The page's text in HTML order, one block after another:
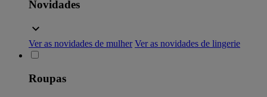
Novidades
Ver as novidades de mulher Ver as novidades de lingerie
Roupas